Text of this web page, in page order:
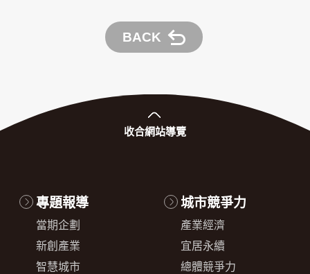
BACK
收合網站導覽
專題報導
當期企劃
新創產業
智慧城市
城市競爭力
產業經濟
宜居永續
總體競爭力